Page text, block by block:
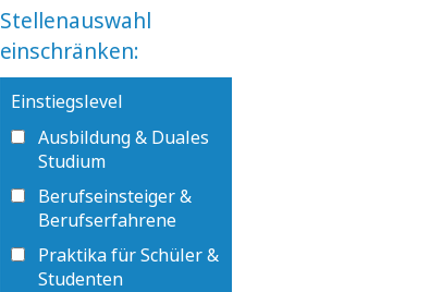
Stellenauswahl
einschränken:
Einstiegslevel
Ausbildung & Duales
Studium
Berufseinsteiger &
Berufserfahrene
Praktika für Schüler &
Studenten